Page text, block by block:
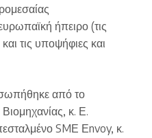
ήπειρο (τις
τις υποψήφιες και
από το
κ. Ε.
SMΕ Εnvoy, κ.